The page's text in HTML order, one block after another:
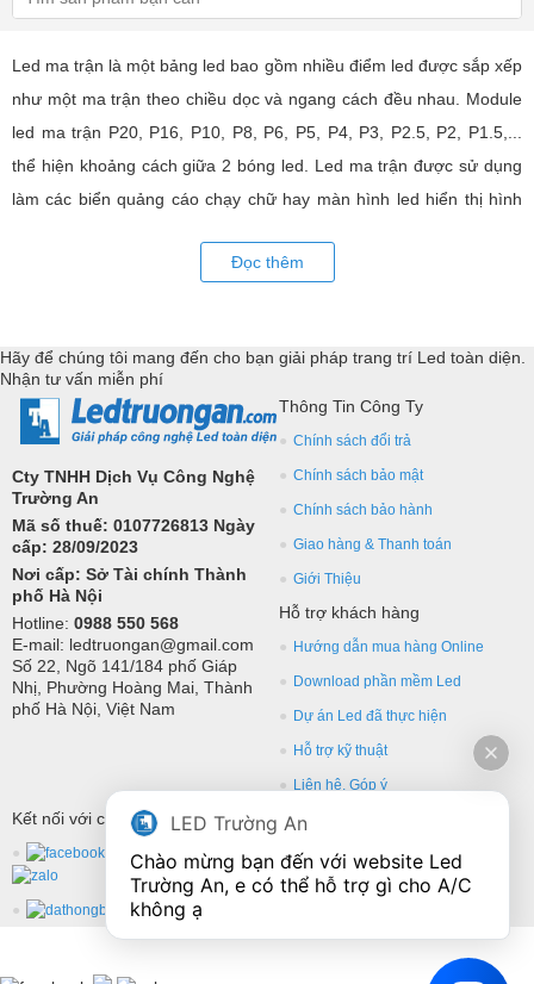
Led ma trận là một bảng led bao gồm nhiều điểm led được sắp xếp
như một ma trận theo chiều dọc và ngang cách đều nhau. Module
led ma trận P20, P16, P10, P8, P6, P5, P4, P3, P2.5, P2, P1.5,...
thể hiện khoảng cách giữa 2 bóng led. Led ma trận được sử dụng
làm các biển quảng cáo chạy chữ hay màn hình led hiển thị hình
nhiều lĩnh vực của cuộc sống. LED Trường An cung cấp tất cả các
YRL,...Tư vấn giả pháp, hỗ trợ kỹ thuật chuyên sâu cho các
ứng dụng trang trí led.
Đọc thêm
Hãy để chúng tôi mang đến cho bạn giải pháp trang trí Led toàn diện.
Nhận tư vấn miễn phí
Cty TNHH Dịch Vụ Công Nghệ
Trường An
Mã số thuế: 0107726813 Ngày
cấp: 28/09/2023
Nơi cấp: Sở Tài chính Thành
phố Hà Nội
Hotline: 0988 550 568
E-mail: ledtruongan@gmail.com
Số 22, Ngõ 141/184 phố Giáp
Nhị, Phường Hoàng Mai, Thành
phố Hà Nội, Việt Nam
Thông Tin Công Ty
Chính sách đổi trả
Chính sách bảo mật
Chính sách bảo hành
Giao hàng & Thanh toán
Giới Thiệu
Hỗ trợ khách hàng
Hướng dẫn mua hàng Online
Download phần mềm Led
Dự án Led đã thực hiện
Hỗ trợ kỹ thuật
Liên hệ, Góp ý
Kết nối với chúng tôi
LED Trường An
Chào mừng bạn đến với website Led
Trường An, e có thể hỗ trợ gì cho A/C
không ạ